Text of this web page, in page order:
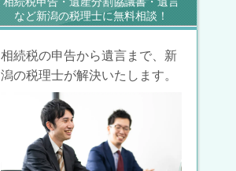
など新潟の税理士に無料相談！
相続税の申告から遺言まで、新
潟の税理士が解決いたします。